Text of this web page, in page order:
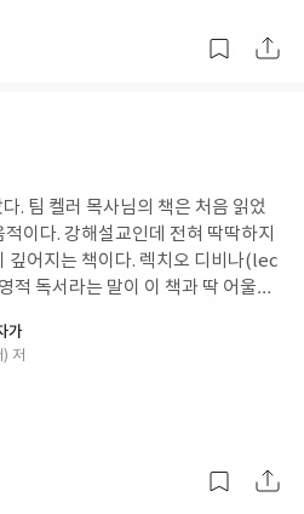
하며, 장거리 경주인 성
음성을 올바로 분별하고, 말씀
은혜를 체험하고 깊은 영성의 소유자
백성이 광야에서 40년동안 매일 하
다. 그래야 살 수 있고, 하나님의 음
며 역시 큐티를 오랫동안 가르친 분
고 친절하게 가르쳐 주시는 세심한
점을 적으려 한다. 이 책은 정말 초
대한 것들을 좀 더 실었다면 더 많
을 것이란 아쉬움이 남는다. 또한
도 독자들에게 도움이 되리라 생각
. 팀 켈러 목사님의 책은 처음 읽었
이다. 강해설교인데 전혀 딱딱하지
깊어지는 책이다. 렉치오 디비나(lec
적 독서라는 말이 이 책과 딱 어울린
랑과 지혜가 되는 독서를 말한다. 실
음이 뜨거워지고, 눈시울이 뜨거워
세기의 C.S. 루이스라고 하는지 책
다. 마가복음 전체를 두 파트로 나
’. ‘2부 십자가, 가장 고귀한 선택’으
부터 시작하여, 죽음과 부활로 이야
가
저